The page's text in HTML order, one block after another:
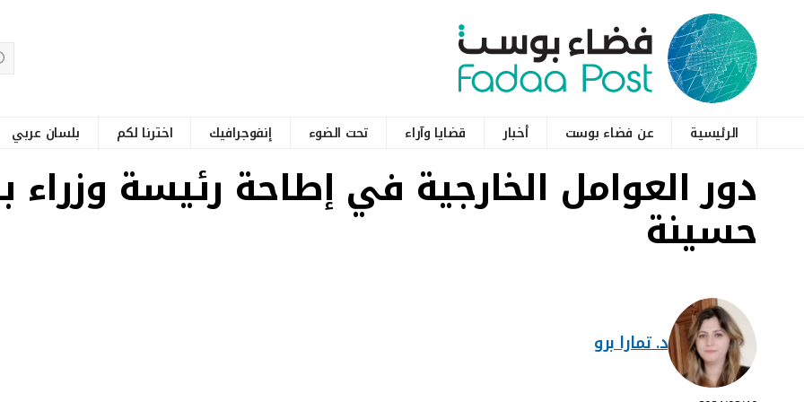
الرئيسية عن فضاء بوست أخبار قضايا وآراء تحت الضوء إنفوجرافيك اخترنا لكم بلسان عربي
دور العوامل الخارجية في إطاحة رئيسة
حسينة
د. تمارا برو